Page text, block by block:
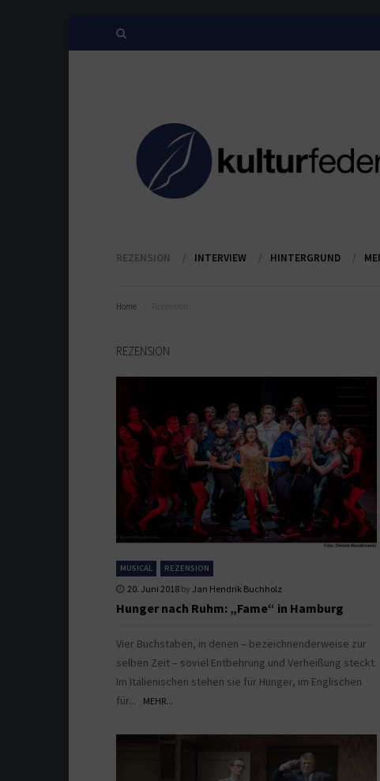
REZENSION INTERVIEW HINTERGRUND
Home
REZENSION
MUSICAL REZENSION
20. Juni 2018 by Jan Hendrik Buchholz
Hunger nach Ruhm: „Fame“ in Hamburg
Vier Buchstaben, in denen – bezeichnenderweise zur
selben Zeit – soviel Entbehrung und Verheißung steckt.
Im Italienischen stehen sie für Hunger, im Englischen
für...
MEHR...